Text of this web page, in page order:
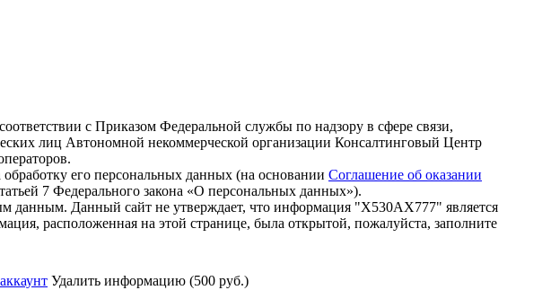
с Приказом Федеральной службы по надзору в сфере связи,
лиц Автономной некоммерческой организации Консалтинговый Центр
его персональных данных (на основании Соглашение об оказании
7 Федерального закона «О персональных данных»).
данным. Данный сайт не утверждает, что информация "Х530АХ777" является
расположенная на этой странице, была открытой, пожалуйста, заполните
Удалить информацию (500 руб.)